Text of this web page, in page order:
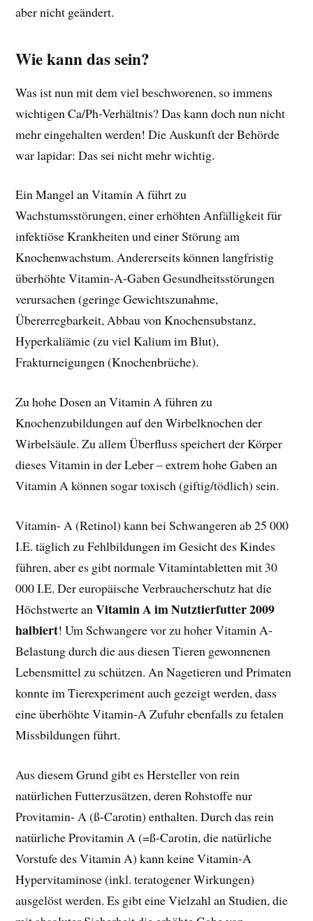
aber nicht geändert.
Wie kann das sein?
Was ist nun mit dem viel beschworenen, so immens
wichtigen Ca/Ph-Verhältnis? Das kann doch nun nicht
mehr eingehalten werden! Die Auskunft der Behörde
war lapidar: Das sei nicht mehr wichtig.
Ein Mangel an Vitamin A führt zu
Wachstumsstörungen, einer erhöhten Anfälligkeit für
infektiöse Krankheiten und einer Störung am
Knochenwachstum. Andererseits können langfristig
überhöhte Vitamin-A-Gaben Gesundheitsstörungen
verursachen (geringe Gewichtszunahme,
Übererregbarkeit, Abbau von Knochensubstanz,
Hyperkaliämie (zu viel Kalium im Blut),
Frakturneigungen (Knochenbrüche).
Zu hohe Dosen an Vitamin A führen zu
Knochenzubildungen auf den Wirbelknochen der
Wirbelsäule. Zu allem Überfluss speichert der Körper
dieses Vitamin in der Leber – extrem hohe Gaben an
Vitamin A können sogar toxisch (giftig/tödlich) sein.
Vitamin- A (Retinol) kann bei Schwangeren ab 25 000
I.E. täglich zu Fehlbildungen im Gesicht des Kindes
führen, aber es gibt normale Vitamintabletten mit 30
000 I.E. Der europäische Verbraucherschutz hat die
Höchstwerte anVitamin A im Nutztierfutter 2009
halbiert! Um Schwangere vor zu hoher Vitamin A-
Belastung durch die aus diesen Tieren gewonnenen
Lebensmittel zu schützen. An Nagetieren und Primaten
konnte im Tierexperiment auch gezeigt werden, dass
eine überhöhte Vitamin-A Zufuhr ebenfalls zu fetalen
Missbildungen führt.
Aus diesem Grund gibt es Hersteller von rein
natürlichen Futterzusätzen, deren Rohstoffe nur
Provitamin- A (ß-Carotin) enthalten. Durch das rein
natürliche Provitamin A (=ß-Carotin, die natürliche
Vorstufe des Vitamin A) kann keine Vitamin-A
Hypervitaminose (inkl. teratogener Wirkungen)
ausgelöst werden. Es gibt eine Vielzahl an Studien, die